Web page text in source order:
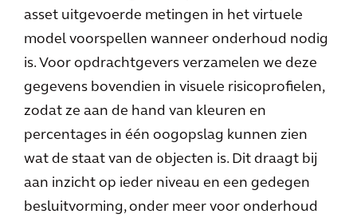
asset uitgevoerde metingen in het virtuele
model voorspellen wanneer onderhoud nodig
is. Voor opdrachtgevers verzamelen we deze
gegevens bovendien in visuele risicoprofielen,
zodat ze aan de hand van kleuren en
percentages in één oogopslag kunnen zien
wat de staat van de objecten is. Dit draagt bij
aan inzicht op ieder niveau en een gedegen
besluitvorming, onder meer voor onderhoud